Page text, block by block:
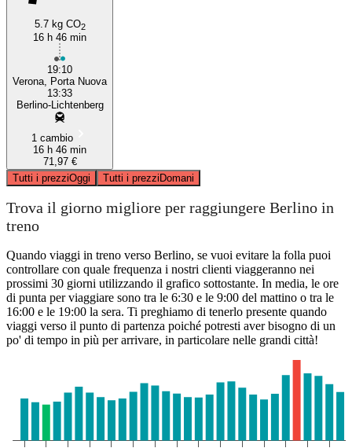
5.7 kg CO2
16 h 46 min
19:10
Verona, Porta Nuova
13:33
Berlino-Lichtenberg
1 cambio
16 h 46 min
71,97 €
Tutti i prezziOggi Tutti i prezziDomani
Trova il giorno migliore per raggiungere Berlino in
treno
Quando viaggi in treno verso Berlino, se vuoi evitare la folla puoi
controllare con quale frequenza i nostri clienti viaggeranno nei
prossimi 30 giorni utilizzando il grafico sottostante. In media, le ore
di punta per viaggiare sono tra le 6:30 e le 9:00 del mattino o tra le
16:00 e le 19:00 la sera. Ti preghiamo di tenerlo presente quando
viaggi verso il punto di partenza poiché potresti aver bisogno di un
po' di tempo in più per arrivare, in particolare nelle grandi città!